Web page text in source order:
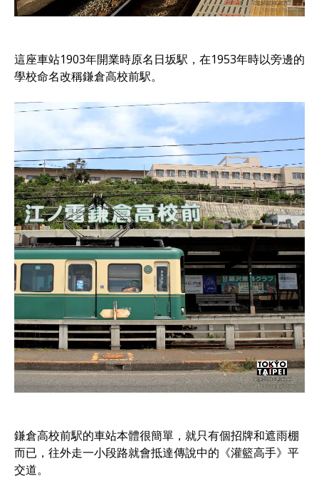
這座車站1903年開業時原名日坂駅，在1953年時以旁邊的
學校命名改稱鎌倉高校前駅。
鎌倉高校前駅的車站本體很簡單，就只有個招牌和遮雨棚
而已，往外走一小段路就會抵達傳說中的《灌籃高手》平
交道。